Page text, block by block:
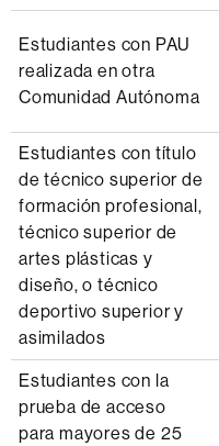
Estudiantes con PAU
realizada en otra
Comunidad Autónoma
Estudiantes con título
de técnico superior de
formación profesional,
técnico superior de
artes plásticas y
diseño, o técnico
deportivo superior y
asimilados
Estudiantes con la
prueba de acceso
para mayores de 25